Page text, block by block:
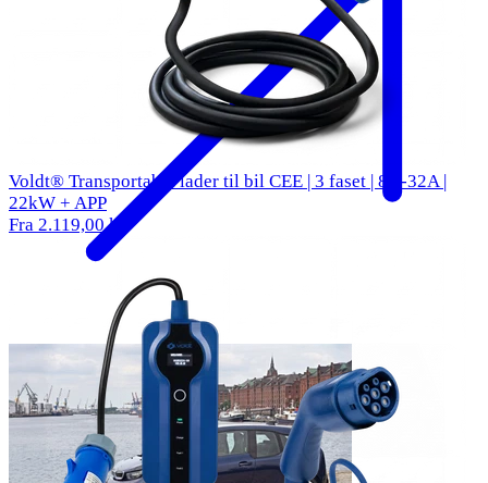
Voldt® Transportabel lader til bil CEE | 3 faset | 8A-32A |
22kW + APP
Fra 2.119,00 kr